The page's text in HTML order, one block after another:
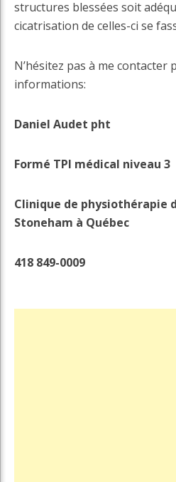
structures blessées soit
cicatrisation de celles-ci se
N’hésitez pas à me contacter
informations:
Daniel Audet pht
Formé TPI médical niveau 3
Clinique de physiothérapie
Stoneham à Québec
418 849-0009